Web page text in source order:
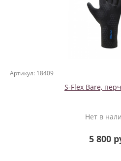
Артикул: 18409
S-Flex Bare,
Нет в
5 800